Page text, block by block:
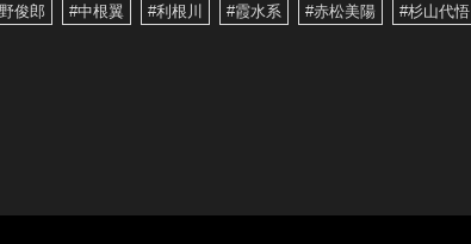
俊郎 #中根翼 #利根川 #霞水系 #赤松美陽 #杉山代悟